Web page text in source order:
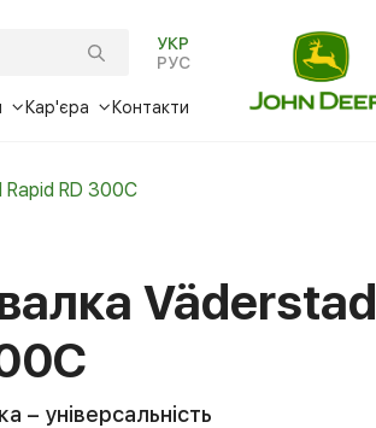
УКР
РУС
Альтернативні деталі
John Deere FarmSight
точного землеробства
Кар'єра Контакти
Rapid RD 300C
Väderstad
– універсальність